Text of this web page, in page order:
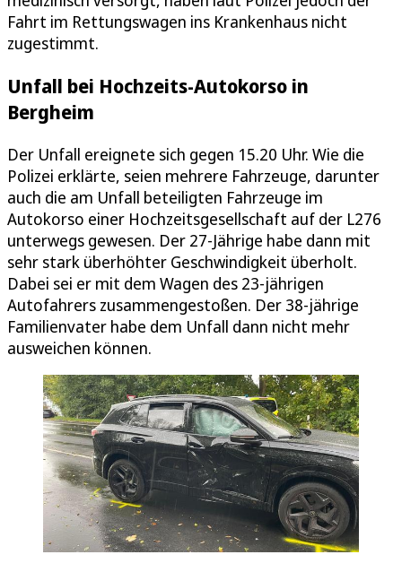
Fahrt im Rettungswagen ins Krankenhaus nicht
zugestimmt.
Unfall bei Hochzeits-Autokorso in
Bergheim
Der Unfall ereignete sich gegen 15.20 Uhr. Wie die
Polizei erklärte, seien mehrere Fahrzeuge, darunter
auch die am Unfall beteiligten Fahrzeuge im
Autokorso einer Hochzeitsgesellschaft auf der L276
unterwegs gewesen. Der 27-Jährige habe dann mit
sehr stark überhöhter Geschwindigkeit überholt.
Dabei sei er mit dem Wagen des 23-jährigen
Autofahrers zusammengestoßen. Der 38-jährige
Familienvater habe dem Unfall dann nicht mehr
ausweichen können.